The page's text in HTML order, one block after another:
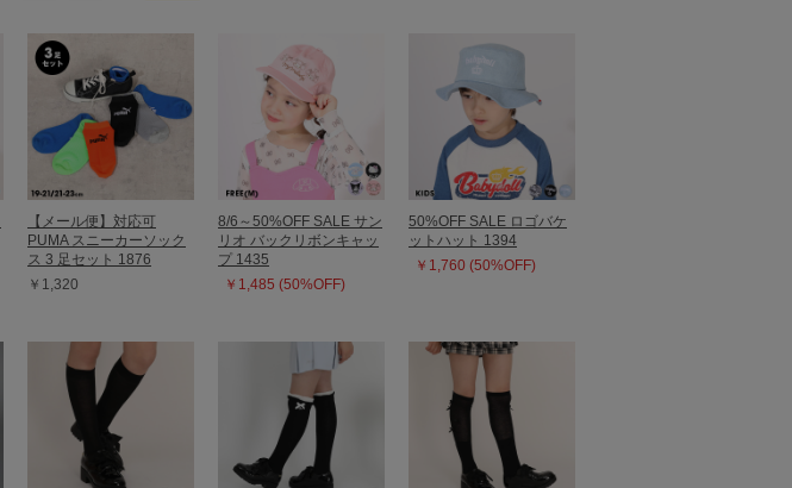
【メール便】対応可
PUMA スニーカーソック
ス 3 足セット 1876
￥1,320
8/6～50%OFF SALE サン
リオ バックリボンキャッ
プ 1435
￥1,485 (50%OFF)
50%OFF SALE ロゴバケ
ットハット 1394
￥1,760 (50%OFF)